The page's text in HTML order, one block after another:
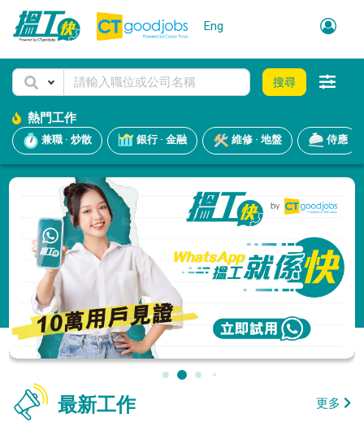
Eng
搜尋
熱門工作
兼職 · 炒散 銀行 · 金融 維修 · 地盤 侍應
最新工作 更多